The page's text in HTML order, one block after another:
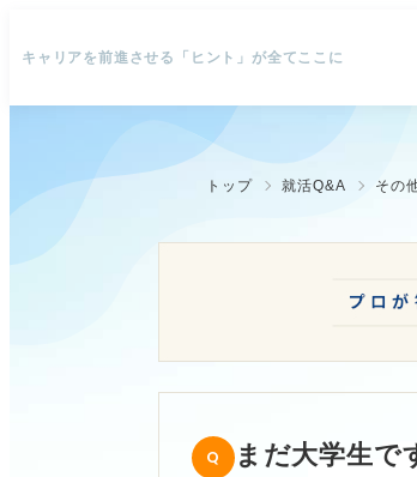
キャリアを前進させる「ヒント」が全てここに
トップ 就活Q&A その
まだ大学生で